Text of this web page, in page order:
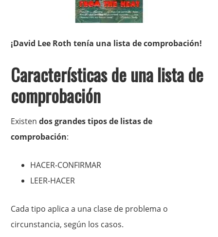
¡David Lee Roth tenía una lista de comprobación!
Características de una lista de
comprobación
Existendos grandes tipos de listas de
comprobación:
HACER-CONFIRMAR
LEER-HACER
Cada tipo aplica a una clase de problema o
circunstancia, según los casos.